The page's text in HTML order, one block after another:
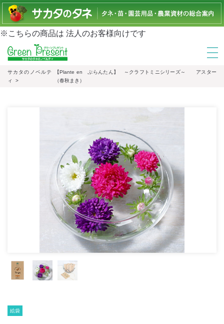
※こちらの商品は 法人のお客様向けです
サカタのノベルテ
ィ
【Plante en ぷらんたん】 ～クラフトミニシリーズ～ アスター
（春秋まき）
絵袋